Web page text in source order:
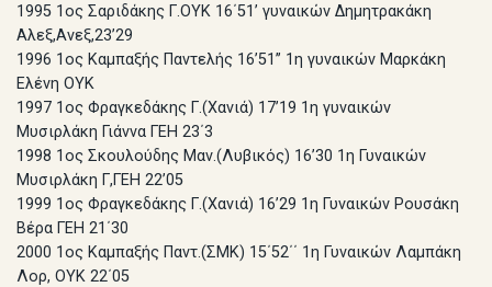
1995 1ος Σαριδάκης Γ.ΟΥΚ 16΄51’ γυναικών Δημητρακάκη
Αλεξ,Ανεξ,23’29
1996 1ος Καμπαξής Παντελής 16’51’’ 1η γυναικών Μαρκάκη
Ελένη ΟΥΚ
1997 1ος Φραγκεδάκης Γ.(Χανιά) 17’19 1η γυναικών
Μυσιρλάκη Γιάννα ΓΕΗ 23΄3
1998 1ος Σκουλούδης Μαν.(Λυβικός) 16’30 1η Γυναικών
Μυσιρλάκη Γ,ΓΕΗ 22’05
1999 1ος Φραγκεδάκης Γ.(Χανιά) 16’29 1η Γυναικών Ρουσάκη
Βέρα ΓΕΗ 21΄30
2000 1ος Καμπαξής Παντ.(ΣΜΚ) 15΄52΄΄ 1η Γυναικών Λαμπάκη
Λορ, ΟΥΚ 22΄05